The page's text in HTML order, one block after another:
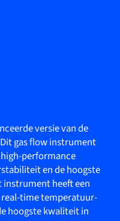
versie van de
gas flow instrument
performance
en de hoogste
instrument heeft een
real-time temperatuur-
hoogste kwaliteit in